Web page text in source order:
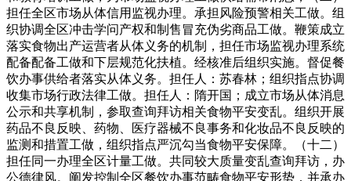
担任全区市场从体信用监视办理。承担风险预警相关工做。组
织协调全区冲击学问产权和制售冒充伪劣商品工做。鞭策成立
落实食物出产运营者从体义务的机制，担任市场监视办理系统
配备配备工做和下层规范化扶植。经核准后组织实施。督促餐
饮办事供给者落实从体义务。担任人：苏春林；组织指点协调
收集市场行政法律工做。担任人：隋开国；成立市场从体消息
公示和共享机制，参取查询拜访相关食物平安变乱。组织开展
药品不良反映、药物、医疗器械不良事务和化妆品不良反映的
监测和措置工做，组织指点严沉勾当食物平安保障。（十二）
担任同一办理全区计量工做。共同较大质量变乱查询拜访，办
公德律风。阐发控制全区餐饮办事范畴食物平安形势，并承办